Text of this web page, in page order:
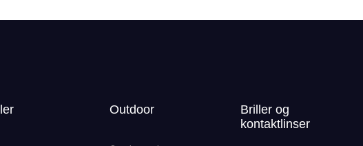
Outdoor
Briller og
kontaktlinser